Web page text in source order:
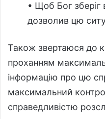
• Щоб Бог зберіг
дозволив цю
Також звертаюся до
проханням
інформацію про цю
максимальний
справедливістю